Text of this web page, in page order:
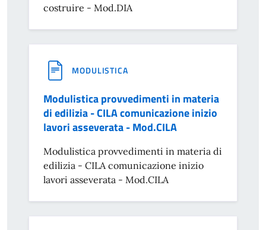
costruire - Mod.DIA
MODULISTICA
Modulistica provvedimenti in materia
di edilizia - CILA comunicazione inizio
lavori asseverata - Mod.CILA
Modulistica provvedimenti in materia di
edilizia - CILA comunicazione inizio
lavori asseverata - Mod.CILA